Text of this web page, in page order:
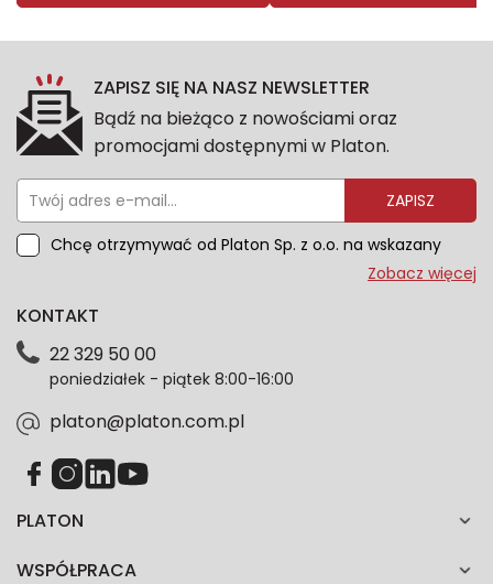
ZAPISZ SIĘ NA NASZ NEWSLETTER
Bądź na bieżąco z nowościami oraz
promocjami dostępnymi w Platon.
ZAPISZ
Chcę otrzymywać od Platon Sp. z o.o. na wskazany
przeze mnie adres e-mail informacje marketingowe
dotyczące danych osobowych znajdziesz w naszej
każdym czasie. Wycofanie zgody nie wpłynie na
zgodność z prawem przetwarzania dokonanego przed
Zobacz więcej
PLATON
WSPÓŁPRACA
KONTAKT
22 329 50 00
poniedziałek - piątek 8:00-16:00
platon@platon.com.pl